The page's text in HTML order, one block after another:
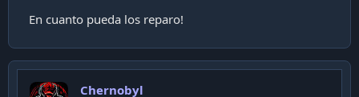
En cuanto pueda los reparo!
Chernobyl